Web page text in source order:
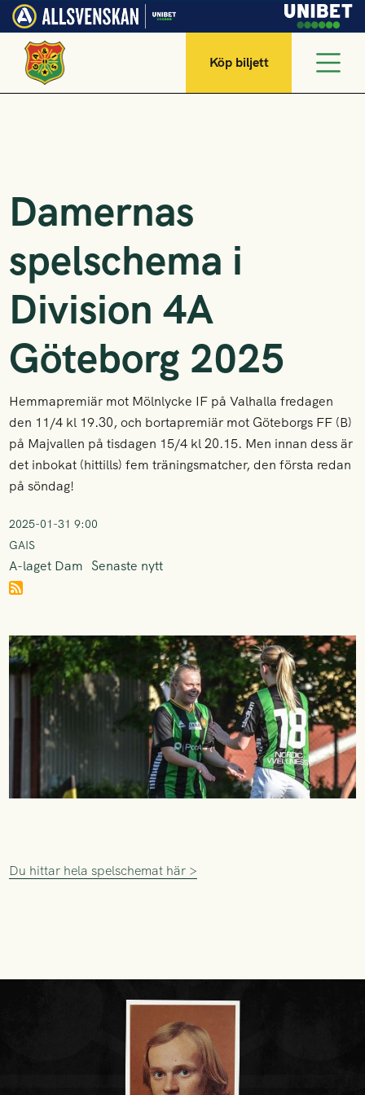
Köp biljett
Damernas
spelschema i
Division 4A
Göteborg 2025
Hemmapremiär mot Mölnlycke IF på Valhalla fredagen
den 11/4 kl 19.30, och bortapremiär mot Göteborgs FF (B)
på Majvallen på tisdagen 15/4 kl 20.15. Men innan dess är
det inbokat (hittills) fem träningsmatcher, den första redan
på söndag!
2025-01-31 9:00
GAIS
A-laget Dam Senaste nytt
Du hittar hela spelschemat här >